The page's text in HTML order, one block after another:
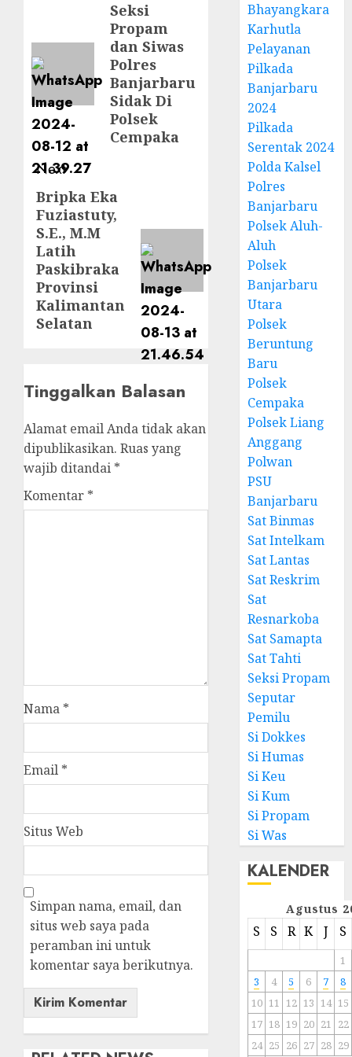
Seksi
Propam
dan Siwas
Polres
Banjarbaru
Sidak Di
Polsek
Cempaka
Next
Bripka Eka
Fuziastuty,
S.E., M.M
Latih
Paskibraka
Provinsi
Kalimantan
Selatan
Tinggalkan Balasan
Alamat email Anda tidak akan
dipublikasikan. Ruas yang
wajib ditandai *
Komentar *
Nama *
Email *
Situs Web
Simpan nama, email, dan
situs web saya pada
peramban ini untuk
komentar saya berikutnya.
Bhayangkara
Karhutla
Pelayanan
Pilkada
Banjarbaru
2024
Pilkada
Serentak 2024
Polda Kalsel
Polres
Banjarbaru
Polsek Aluh-
Aluh
Polsek
Banjarbaru
Utara
Polsek
Beruntung
Baru
Polsek
Cempaka
Polsek Liang
Anggang
Polwan
PSU
Banjarbaru
Sat Binmas
Sat Intelkam
Sat Lantas
Sat Reskrim
Sat
Resnarkoba
Sat Samapta
Sat Tahti
Seksi Propam
Seputar
Pemilu
Si Dokkes
Si Humas
Si Keu
Si Kum
Si Propam
Si Was
KALENDER
Agustus
S S R K J S
1
3
4 5 6 7
8
10 11 12 13 14 15
17 18 19 20 21 22
24 25 26 27 28 29